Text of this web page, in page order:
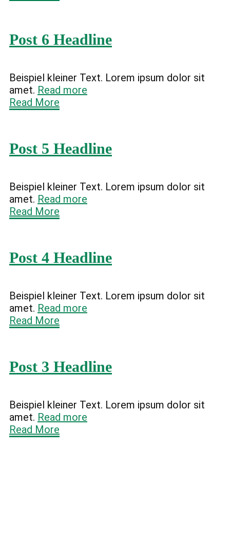
Post 6 Headline
Beispiel kleiner Text. Lorem ipsum dolor sit
amet. Read more
Read More
Post 5 Headline
Beispiel kleiner Text. Lorem ipsum dolor sit
amet. Read more
Read More
Post 4 Headline
Beispiel kleiner Text. Lorem ipsum dolor sit
amet. Read more
Read More
Post 3 Headline
Beispiel kleiner Text. Lorem ipsum dolor sit
amet. Read more
Read More